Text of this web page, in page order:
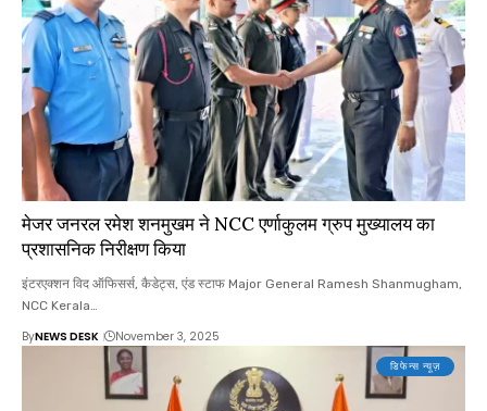
मेजर जनरल रमेश शनमुखम ने NCC एर्णाकुलम ग्रुप मुख्यालय का
प्रशासनिक निरीक्षण किया
इंटरएक्शन विद ऑफिसर्स, कैडेट्स, एंड स्टाफ Major General Ramesh Shanmugham,
NCC Kerala…
ByNEWS DESK November 3, 2025
डिफेन्स न्यूज़